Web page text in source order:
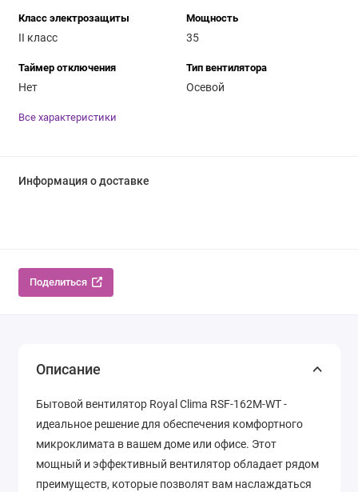
Класс электрозащиты
II класс
Мощность
35
Таймер отключения
Нет
Тип вентилятора
Осевой
Все характеристики
Информация о доставке
Поделиться
Описание
Бытовой вентилятор Royal Clima RSF-162M-WT -
идеальное решение для обеспечения комфортного
микроклимата в вашем доме или офисе. Этот
мощный и эффективный вентилятор обладает рядом
преимуществ, которые позволят вам наслаждаться